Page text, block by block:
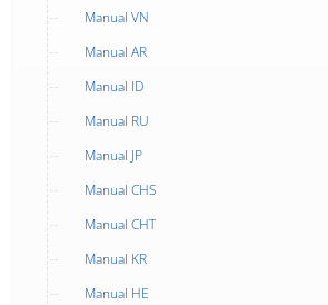
Manual VN
Manual AR
Manual ID
Manual RU
Manual JP
Manual CHS
Manual CHT
Manual KR
Manual HE